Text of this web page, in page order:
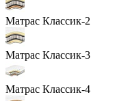
Матрас Классик-2
Матрас Классик-3
Матрас Классик-4